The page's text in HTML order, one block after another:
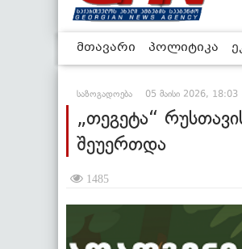
მთავარი პოლიტიკა
საზოგადოება 05 მაისი 2026, 18:03
„თეგეტა“
შეუერთდა
1485